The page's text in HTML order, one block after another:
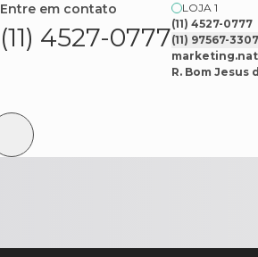
Entre em contato
(11) 4527-0777
LOJA 1
(11) 4527-0777
(11) 97567-3307
R. Bom Jesus